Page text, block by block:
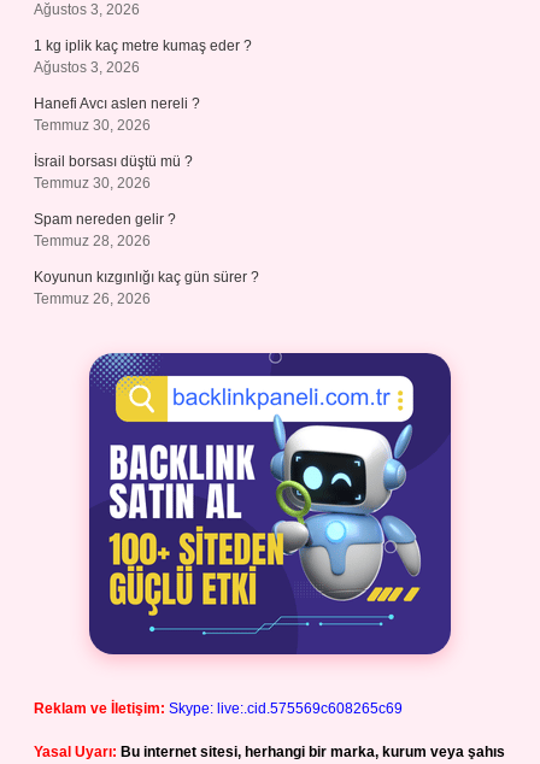
Ağustos 3, 2026
1 kg iplik kaç metre kumaş eder ?
Ağustos 3, 2026
Hanefi Avcı aslen nereli ?
Temmuz 30, 2026
İsrail borsası düştü mü ?
Temmuz 30, 2026
Spam nereden gelir ?
Temmuz 28, 2026
Koyunun kızgınlığı kaç gün sürer ?
Temmuz 26, 2026
Reklam ve İletişim: Skype: live:.cid.575569c608265c69
Yasal Uyarı: Bu internet sitesi, herhangi bir marka, kurum veya şahıs